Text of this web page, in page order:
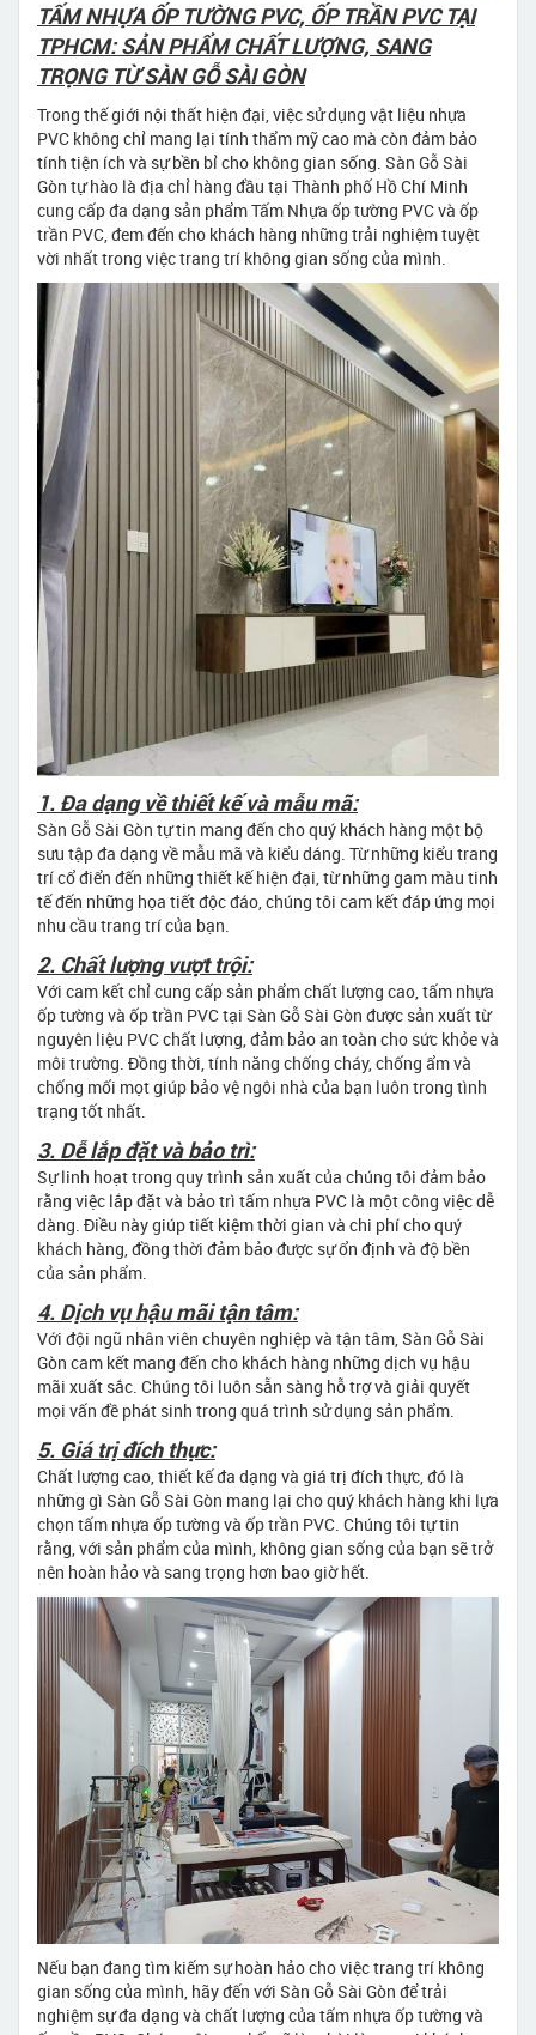
TẤM NHỰA ỐP TƯỜNG PVC, ỐP TRẦN PVC TẠI
TPHCM: SẢN PHẨM CHẤT LƯỢNG, SANG
TRỌNG TỪ SÀN GỖ SÀI GÒN
Trong thế giới nội thất hiện đại, việc sử dụng vật liệu nhựa
PVC không chỉ mang lại tính thẩm mỹ cao mà còn đảm bảo
tính tiện ích và sự bền bỉ cho không gian sống. Sàn Gỗ Sài
Gòn tự hào là địa chỉ hàng đầu tại Thành phố Hồ Chí Minh
cung cấp đa dạng sản phẩm Tấm Nhựa ốp tường PVC và ốp
trần PVC, đem đến cho khách hàng những trải nghiệm tuyệt
vời nhất trong việc trang trí không gian sống của mình.
1. Đa dạng về thiết kế và mẫu mã:
Sàn Gỗ Sài Gòn tự tin mang đến cho quý khách hàng một bộ
sưu tập đa dạng về mẫu mã và kiểu dáng. Từ những kiểu trang
trí cổ điển đến những thiết kế hiện đại, từ những gam màu tinh
tế đến những họa tiết độc đáo, chúng tôi cam kết đáp ứng mọi
nhu cầu trang trí của bạn.
2. Chất lượng vượt trội:
Với cam kết chỉ cung cấp sản phẩm chất lượng cao, tấm nhựa
ốp tường và ốp trần PVC tại Sàn Gỗ Sài Gòn được sản xuất từ
nguyên liệu PVC chất lượng, đảm bảo an toàn cho sức khỏe và
môi trường. Đồng thời, tính năng chống cháy, chống ẩm và
chống mối mọt giúp bảo vệ ngôi nhà của bạn luôn trong tình
trạng tốt nhất.
3. Dễ lắp đặt và bảo trì:
Sự linh hoạt trong quy trình sản xuất của chúng tôi đảm bảo
rằng việc lắp đặt và bảo trì tấm nhựa PVC là một công việc dễ
dàng. Điều này giúp tiết kiệm thời gian và chi phí cho quý
khách hàng, đồng thời đảm bảo được sự ổn định và độ bền
của sản phẩm.
4. Dịch vụ hậu mãi tận tâm:
Với đội ngũ nhân viên chuyên nghiệp và tận tâm, Sàn Gỗ Sài
Gòn cam kết mang đến cho khách hàng những dịch vụ hậu
mãi xuất sắc. Chúng tôi luôn sẵn sàng hỗ trợ và giải quyết
mọi vấn đề phát sinh trong quá trình sử dụng sản phẩm.
5. Giá trị đích thực:
Chất lượng cao, thiết kế đa dạng và giá trị đích thực, đó là
những gì Sàn Gỗ Sài Gòn mang lại cho quý khách hàng khi lựa
chọn tấm nhựa ốp tường và ốp trần PVC. Chúng tôi tự tin
rằng, với sản phẩm của mình, không gian sống của bạn sẽ trở
nên hoàn hảo và sang trọng hơn bao giờ hết.
Nếu bạn đang tìm kiếm sự hoàn hảo cho việc trang trí không
gian sống của mình, hãy đến với Sàn Gỗ Sài Gòn để trải
nghiệm sự đa dạng và chất lượng của tấm nhựa ốp tường và